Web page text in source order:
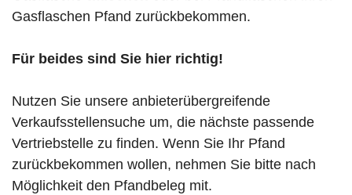
Gasflaschen Pfand zurückbekommen.
Für beides sind Sie hier richtig!
Nutzen Sie unsere anbieterübergreifende
Verkaufsstellensuche um, die nächste passende
Vertriebstelle zu finden. Wenn Sie Ihr Pfand
zurückbekommen wollen, nehmen Sie bitte nach
Möglichkeit den Pfandbeleg mit.